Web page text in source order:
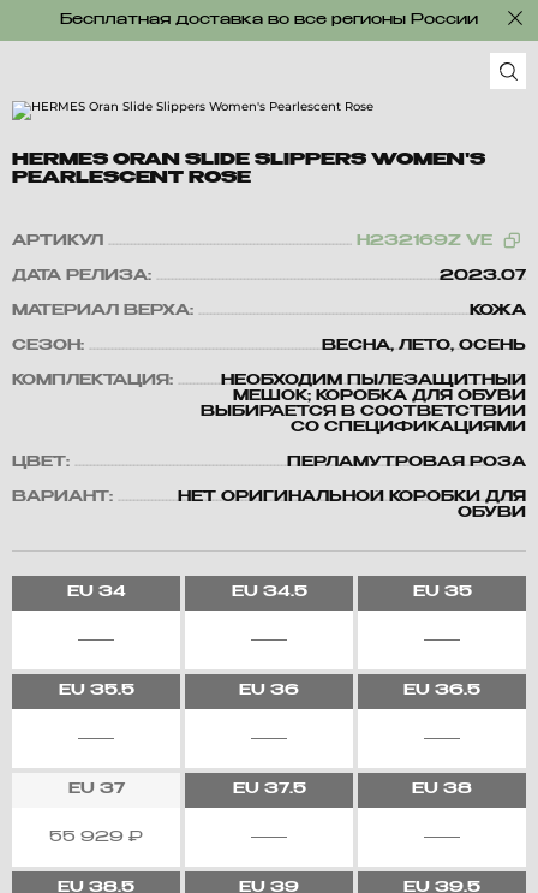
Бесплатная доставка во все регионы России
HERMES ORAN SLIDE SLIPPERS WOMEN'S
PEARLESCENT ROSE
АРТИКУЛ H232169Z VE
ДАТА РЕЛИЗА: 2023.07
МАТЕРИАЛ ВЕРХА: КОЖА
СЕЗОН: ВЕСНА, ЛЕТО, ОСЕНЬ
КОМПЛЕКТАЦИЯ:
НЕОБХОДИМ ПЫЛЕЗАЩИТНЫЙ
МЕШОК; КОРОБКА ДЛЯ ОБУВИ
ВЫБИРАЕТСЯ В СООТВЕТСТВИИ
СО СПЕЦИФИКАЦИЯМИ
ЦВЕТ: ПЕРЛАМУТРОВАЯ РОЗА
ВАРИАНТ:
НЕТ ОРИГИНАЛЬНОЙ КОРОБКИ ДЛЯ
ОБУВИ
EU34 EU34.5 EU35
EU35.5 EU 36 EU 36.5
EU37
55 929 ₽
EU37.5 EU 38
EU 38.5 EU 39 EU 39.5